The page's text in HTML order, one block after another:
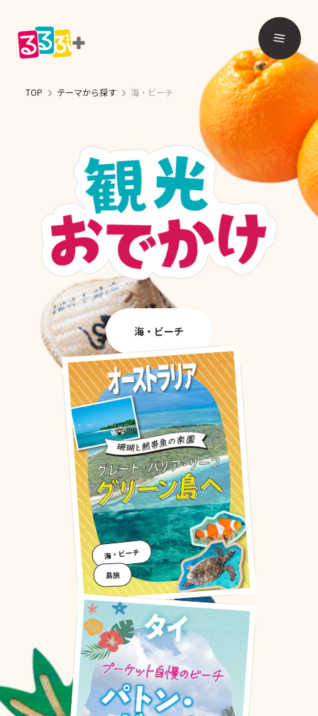
TOP テーマから探す 海・ビーチ
海・ビーチ
海・ビーチ
島旅